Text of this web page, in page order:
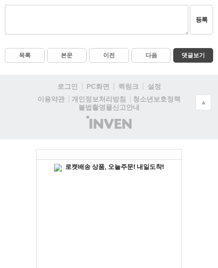
등록
목록 본문 이전 다음 댓글보기
로그인 PC화면 퀵링크
설정
이용약관
개인정보처리방침
청소년보호정책
불법촬영물신고안내
(주)
인
▲